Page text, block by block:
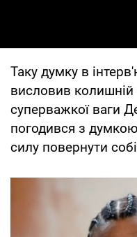
Таку думку в
висловив колишній
суперважкої ваги
погодився з
силу повернути